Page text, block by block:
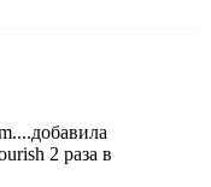
2 раза в